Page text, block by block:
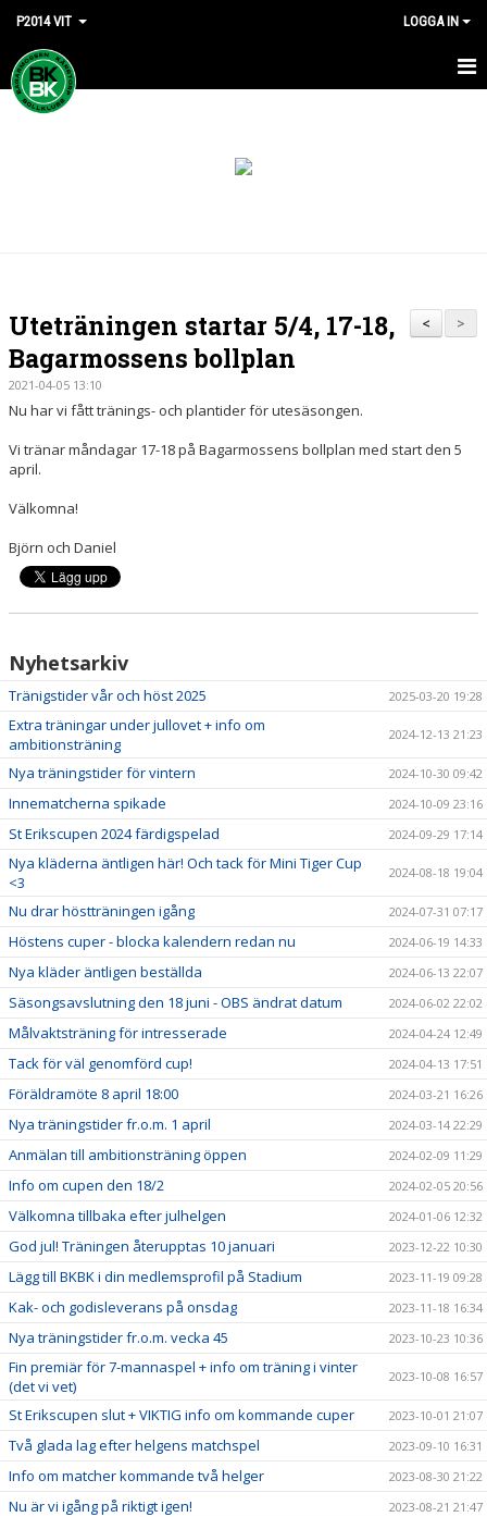
P2014 VIT LOGGA IN
HEM
DOKUMENT
>
<
Uteträningen startar 5/4, 17-18,
Bagarmossens bollplan
2021-04-05 13:10
Nu har vi fått tränings- och plantider för utesäsongen.
Vi tränar måndagar 17-18 på Bagarmossens bollplan med start den 5
april.
Välkomna!
Björn och Daniel
Nyhetsarkiv
Tränigstider vår och höst 2025 2025-03-20 19:28
Extra träningar under jullovet + info om
ambitionsträning
2024-12-13 21:23
Nya träningstider för vintern 2024-10-30 09:42
Innematcherna spikade 2024-10-09 23:16
St Erikscupen 2024 färdigspelad 2024-09-29 17:14
Nya kläderna äntligen här! Och tack för Mini Tiger Cup
<3
2024-08-18 19:04
Nu drar höstträningen igång 2024-07-31 07:17
Höstens cuper - blocka kalendern redan nu 2024-06-19 14:33
Nya kläder äntligen beställda 2024-06-13 22:07
Säsongsavslutning den 18 juni - OBS ändrat datum 2024-06-02 22:02
Målvaktsträning för intresserade 2024-04-24 12:49
Tack för väl genomförd cup! 2024-04-13 17:51
Föräldramöte 8 april 18:00 2024-03-21 16:26
Nya träningstider fr.o.m. 1 april 2024-03-14 22:29
Anmälan till ambitionsträning öppen 2024-02-09 11:29
Info om cupen den 18/2 2024-02-05 20:56
Välkomna tillbaka efter julhelgen 2024-01-06 12:32
God jul! Träningen återupptas 10 januari 2023-12-22 10:30
Lägg till BKBK i din medlemsprofil på Stadium 2023-11-19 09:28
Kak- och godisleverans på onsdag 2023-11-18 16:34
Nya träningstider fr.o.m. vecka 45 2023-10-23 10:36
Fin premiär för 7-mannaspel + info om träning i vinter
(det vi vet)
2023-10-08 16:57
St Erikscupen slut + VIKTIG info om kommande cuper 2023-10-01 21:07
Två glada lag efter helgens matchspel 2023-09-10 16:31
Info om matcher kommande två helger 2023-08-30 21:22
Nu är vi igång på riktigt igen! 2023-08-21 21:47